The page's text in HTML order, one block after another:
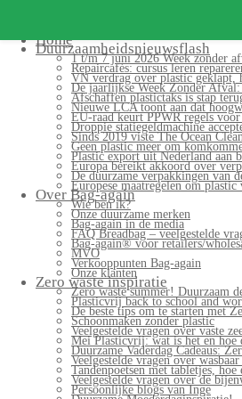
Home
Duurzaamheidsnieuwsflash
1 t/m 7 juni 2026 Week zonder
Repaircafés: cursus leren
VN verdrag over plastic geklapt,
De jaarlijkse Week Zonder
Afschaffen plastictaks is stap
Nieuwe LCA toont aan dat
EU-raad keurt PPWR regels
Droppie statiegeldmachine
Sinds 2019 viste The Ocean
Geen plastic meer om
Plastic export uit Nederland aan
Europa bereikt akkoord over
De duurzame verpakkingen van
Europese maatregelen om
Over Bag-again
Wie ben ik?
Onze duurzame merken
Bag-again in de media
FAQ Breadbag – veelgestelde
Bag-again® voor retailers/
MVO
Verkooppunten Bag-again
Onze klanten
Zero waste inspiratie
Zero waste summer! Duurzaam
Plasticvrij back to school and
De beste tips om te starten met
Schoonmaken zonder plastic
Veelgestelde vragen over vaste
Mei Plasticvrij: wat is het en hoe
Duurzame Vaderdag Cadeaus:
Veelgestelde vragen over
Tandenpoetsen met tabletjes, hoe
Veelgestelde vragen over de
Persoonlijke blogs van Inge